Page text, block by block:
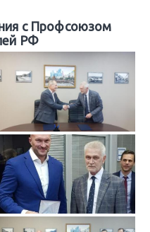
с Профсоюзом
РФ